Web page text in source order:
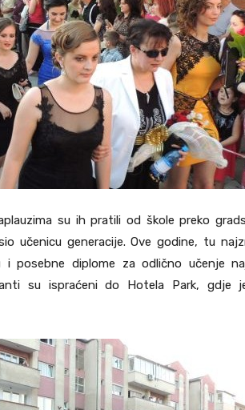
su ih pratili od škole preko
učenicu generacije. Ove godine, tu
posebne diplome za odlično učenje
su ispraćeni do Hotela Park, gdje